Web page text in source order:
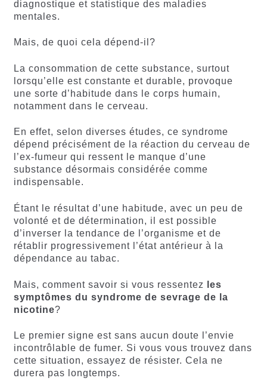
diagnostique et statistique des maladies
mentales.
Mais, de quoi cela dépend-il?
La consommation de cette substance, surtout
lorsqu’elle est constante et durable, provoque
une sorte d’habitude dans le corps humain,
notamment dans le cerveau.
En effet, selon diverses études, ce syndrome
dépend précisément de la réaction du cerveau de
l’ex-fumeur qui ressent le manque d’une
substance désormais considérée comme
indispensable.
Étant le résultat d’une habitude, avec un peu de
volonté et de détermination, il est possible
d’inverser la tendance de l’organisme et de
rétablir progressivement l’état antérieur à la
dépendance au tabac.
Mais, comment savoir si vous ressentez
les
symptômes du syndrome de sevrage de la
nicotine?
Le premier signe est sans aucun doute l’envie
incontrôlable de fumer. Si vous vous trouvez dans
cette situation, essayez de résister. Cela ne
durera pas longtemps.